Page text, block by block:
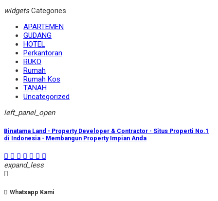
widgetsCategories
APARTEMEN
GUDANG
HOTEL
Perkantoran
RUKO
Rumah
Rumah Kos
TANAH
Uncategorized
left_panel_open
Binatama Land - Property Developer & Contractor - Situs Properti No.1
di Indonesia - Membangun Property Impian Anda
expand_less
Whatsapp Kami